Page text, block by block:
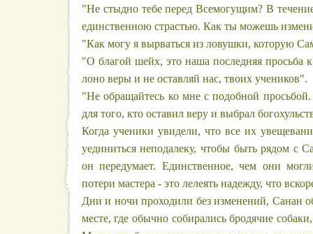
"Не стыдно тебе перед Всемогущим? В
единственною страстью. Как ты можешь
"Как могу я вырваться из ловушки, которую
"О благой шейх, это наша последняя просьба
лоно веры и не оставляй нас, твоих учеников".
"Не обращайтесь ко мне с подобной просьбой.
для того, кто оставил веру и выбрал
Когда ученики увидели, что все их
уединиться неподалеку, чтобы быть рядом с
он передумает. Единственное, чем они
потери мастера - это лелеять надежду, что
Дни и ночи проходили без изменений, Санан
месте, где обычно собирались бродячие